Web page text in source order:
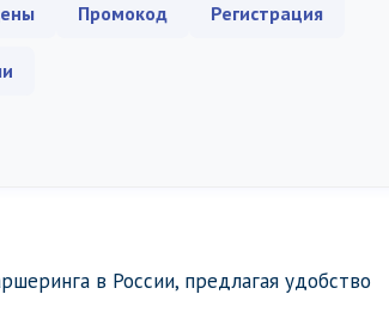
Промокод Регистрация
в России, предлагая удобство